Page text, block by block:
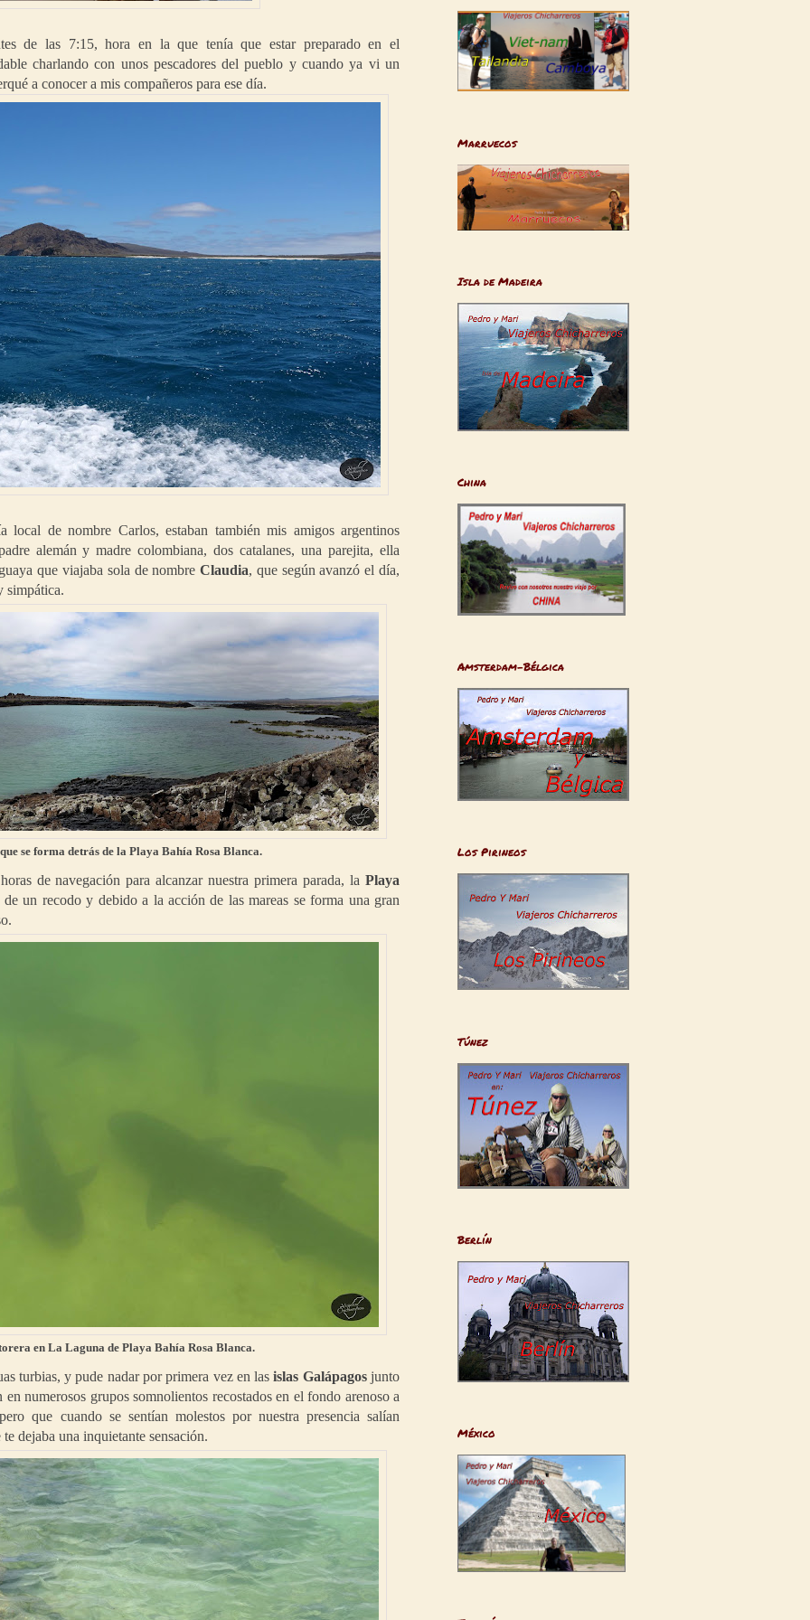
de las 7:15, hora en la que tenía que estar preparado en el
charlando con unos pescadores del pueblo y cuando ya vi un
a conocer a mis compañeros para ese día.
de nombre Carlos, estaban también mis amigos argentinos
alemán y madre colombiana, dos catalanes, una parejita, ella
que viajaba sola de nombre Claudia, que según avanzó el día,
simpática.
se forma detrás de la Playa Bahía Rosa Blanca.
de navegación para alcanzar nuestra primera parada, la Playa
un recodo y debido a la acción de las mareas se forma una gran
en La Laguna de Playa Bahía Rosa Blanca.
turbias, y pude nadar por primera vez en lasislas Galápagosjunto
numerosos grupos somnolientos recostados en el fondo arenoso a
que cuando se sentían molestos por nuestra presencia salían
dejaba una inquietante sensación.
Marruecos
Isla de Madeira
China
Amsterdam-Bélgica
Los Pirineos
Túnez
Berlín
México